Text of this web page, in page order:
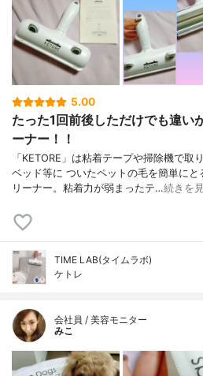
5.00
たった1回前後しただけでも違い
ーナー！！
「KETORE」は粘着テープや掃除機で取
ベッド等に ついたペットの毛を簡単にと
リーナー。粘着力が弱まったテ…続きを
TIME LAB(タイムラボ)
ケトレ
会社員 / 美容モニター
みこ